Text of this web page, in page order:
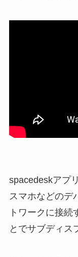
spacedeskアプ
スマホなどのデ
トワークに接続
とでサブディス